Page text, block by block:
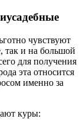
чувствуют
так и на большой
для получения
эта относится
именно за
куры: